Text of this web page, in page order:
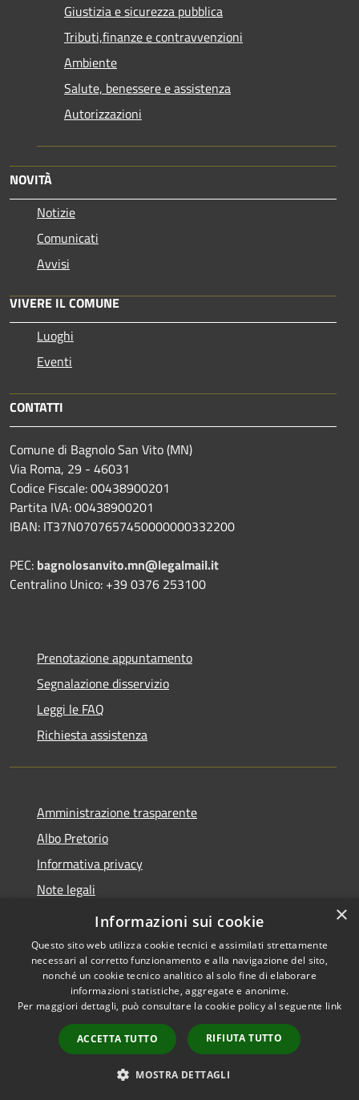
Giustizia e sicurezza pubblica
Tributi,finanze e contravvenzioni
Ambiente
Salute, benessere e assistenza
Autorizzazioni
NOVITÀ
Notizie
Comunicati
Avvisi
VIVERE IL COMUNE
Luoghi
Eventi
CONTATTI
Comune di Bagnolo San Vito (MN)
Via Roma, 29 - 46031
Codice Fiscale: 00438900201
Partita IVA: 00438900201
IBAN: IT37N0707657450000000332200
PEC: bagnolosanvito.mn@legalmail.it
Centralino Unico: +39 0376 253100
Prenotazione appuntamento
Segnalazione disservizio
Leggi le FAQ
Richiesta assistenza
Amministrazione trasparente
Albo Pretorio
Informativa privacy
Note legali
Dichiarazione di accessibilità
Accessibilità
Copyright © 2026 • Comune di
Bagnolo San Vito • Powered by
Municipium•
Accesso
redazione
×
Informazioni sui cookie
Questo sito web utilizza cookie tecnici e assimilati strettamente
necessari al corretto funzionamento e alla navigazione del sito,
nonché un cookie tecnico analitico al solo fine di elaborare
informazioni statistiche, aggregate e anonime.
Per maggiori dettagli, può consultare la cookie policy al seguente link
ACCETTA TUTTO RIFIUTA TUTTO
MOSTRA DETTAGLI